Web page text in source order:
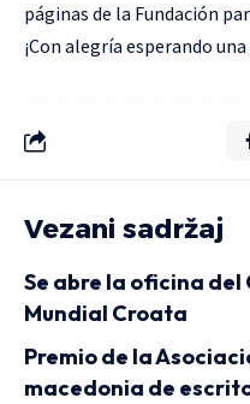
páginas de la Fundación
¡Con alegría esperando
Vezani sadržaj
Se abre la oficina del
Mundial Croata
Premio de la
macedonia de